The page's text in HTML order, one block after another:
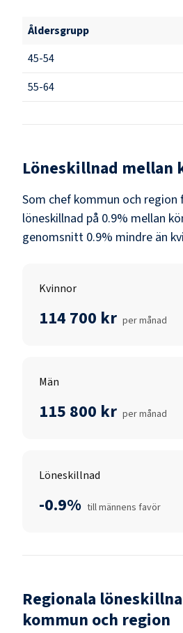
Åldersgrupp
45-54
55-64
Löneskillnad mellan
Som chef kommun och region
löneskillnad på 0.9% mellan
genomsnitt 0.9% mindre än
Kvinnor
114 700 kr per månad
Män
115 800 kr per månad
Löneskillnad
-0.9% till männens favör
Regionala
kommun och region